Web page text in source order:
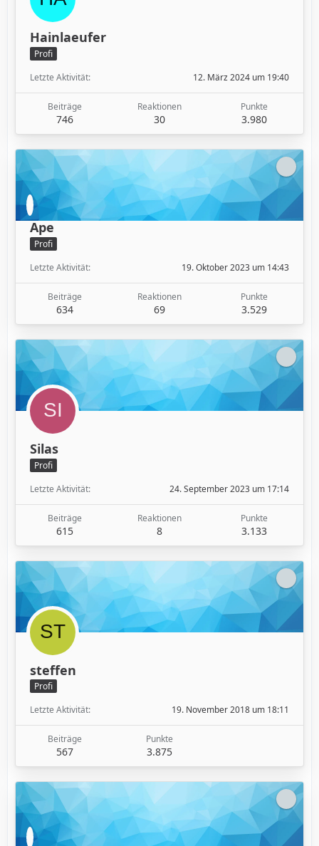
Hainlaeufer
Profi
Letzte Aktivität
12. März 2024 um 19:40
Beiträge
746
Reaktionen
30
Punkte
3.980
Ape
Profi
Letzte Aktivität
19. Oktober 2023 um 14:43
Beiträge
634
Reaktionen
69
Punkte
3.529
Silas
Profi
Letzte Aktivität
24. September 2023 um 17:14
Beiträge
615
Reaktionen
8
Punkte
3.133
steffen
Profi
Letzte Aktivität
19. November 2018 um 18:11
Beiträge
567
Punkte
3.875